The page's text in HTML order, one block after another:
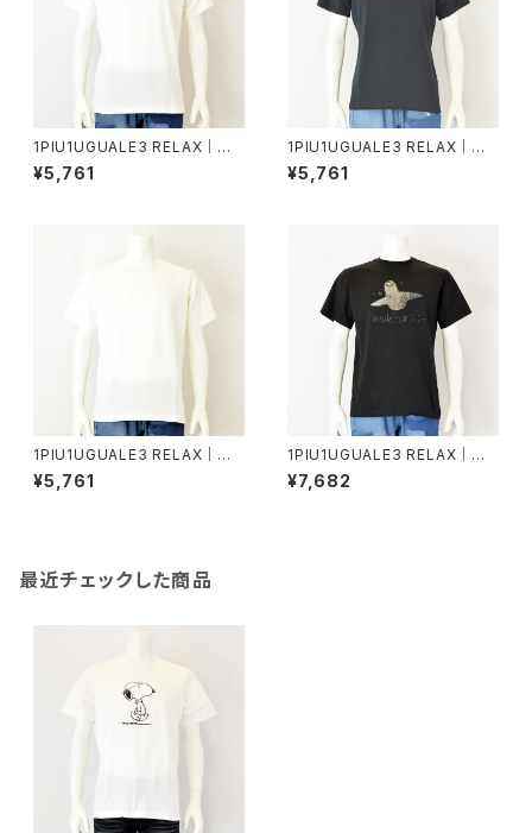
1PIU1UGUALE3 RELAX｜グ
ロッシー刺繍ネックロゴ半袖T
シャツ｜ウノピゥウノウグァーレ
¥5,761
1PIU1UGUALE3 RELAX｜エ
ンボスロゴ半袖Tシャツ｜ウノピ
ゥウノウグァーレトレ リラックス
¥5,761
1PIU1UGUALE3 RELAX｜エ
ンボスロゴ半袖Tシャツ｜ウノピ
ゥウノウグァーレトレ リラックス
¥5,761
1PIU1UGUALE3 RELAX｜グラ
デーションラインストーン半袖T
シャツ｜ウノピゥウノウグァーレ
¥7,682
最近チェックした商品